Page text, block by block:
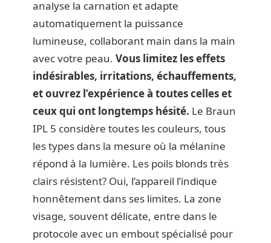
analyse la carnation et adapte
automatiquement la puissance
lumineuse, collaborant main dans la main
avec votre peau. Vous limitez les effets
indésirables, irritations, échauffements,
et ouvrez l’expérience à toutes celles et
ceux qui ont longtemps hésité. Le Braun
IPL 5 considère toutes les couleurs, tous
les types dans la mesure où la mélanine
répond à la lumière. Les poils blonds très
clairs résistent? Oui, l’appareil l’indique
honnêtement dans ses limites. La zone
visage, souvent délicate, entre dans le
protocole avec un embout spécialisé pour